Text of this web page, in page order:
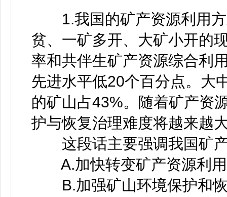
1.我国的矿产资源利用方
贫、一矿多开、大矿小开的
率和共伴生矿产资源综合利
先进水平低20个百分点。大
的矿山占43%。随着矿产资
护与恢复治理难度将越来越
这段话主要强调我国矿
A.加快转变矿产资源利
B.加强矿山环境保护和